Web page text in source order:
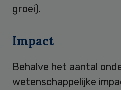
groei).
Impact
Behalve het aantal
wetenschappelijke